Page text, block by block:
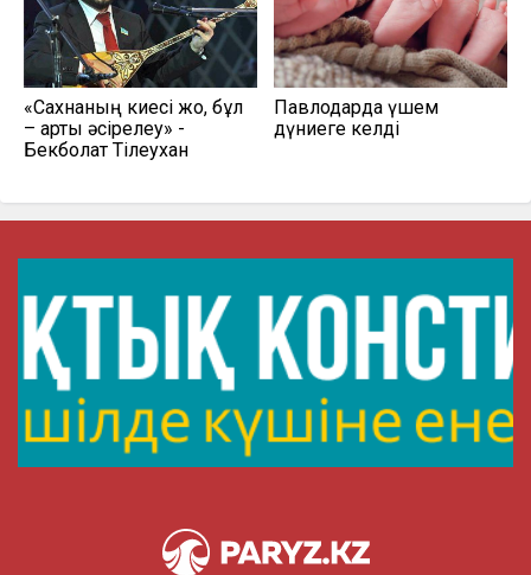
«Сахнаның киесі жоқ, бұл
– артық әсірелеу» -
Бекболат Тілеухан
Павлодарда үшем
дүниеге келді